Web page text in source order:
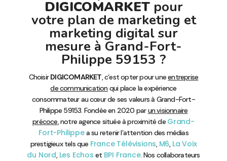
DIGICOMARKETpour
votre plan de marketing et
marketing digital sur
mesure à Grand-Fort-
Philippe 59153 ?
ChoisirDIGICOMARKET, c’est opter pour uneentreprise
de communicationqui place la expérience
consommateur au cœur de ses valeurs à Grand-Fort-
Philippe 59153. Fondée en 2020 parun visionnaire
précoce, notre agence située à proximité de Grand-
Fort-Philippea su retenir l’attention des médias
prestigieux tels que France Télévisions, M6, La Voix
du Nord, Les Echos et BPI France. Nos collaborateurs